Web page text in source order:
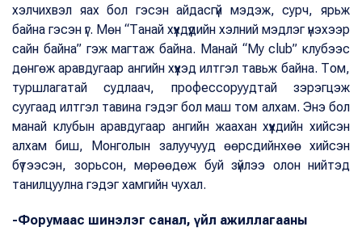
хэлчихвэл яах бол гэсэн айдасгүй мэдэж, сурч, ярьж
байна гэсэн үг. Мөн “Танай хүүхдүүдийн хэлний мэдлэг үнэхээр
сайн байна” гэж магтаж байна. Манай “My club” клубээс
дөнгөж аравдугаар ангийн хүүхэд илтгэл тавьж байна. Том,
туршлагатай судлаач, профессоруудтай зэрэгцэж
суугаад илтгэл тавина гэдэг бол маш том алхам. Энэ бол
манай клубын аравдугаар ангийн жаахан хүүхдийн хийсэн
алхам биш, Монголын залуучууд өөрсдийнхөө хийсэн
бүтээсэн, зорьсон, мөрөөдөж буй зүйлээ олон нийтэд
танилцуулна гэдэг хамгийн чухал.
-Форумаас шинэлэг санал, үйл ажиллагааны